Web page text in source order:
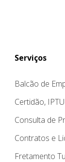
Serviços
Balcão de
Certidão,
Consulta de
Contratos e
Fretamento